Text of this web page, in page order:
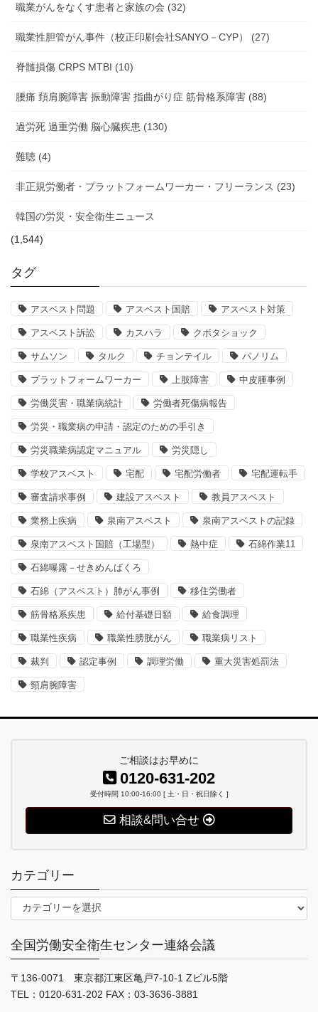
職業がんをなくす患者と家族の会 (32)
職業性胆管がん事件（校正印刷会社SANYO－CYP） (27)
脊髄損傷 CRPS MTBI (10)
腰痛 頚肩腕障害 振動障害 指曲がり症 筋骨格系障害 (88)
過労死 過重労働 脳心臓疾患 (130)
難聴 (4)
非正規労働者・プラットフォームワーカー・フリーランス (23)
韓国の労災・安全衛生ニュース
(1,544)
タグ
アスベスト問題 アスベスト国賠 アスベスト対策
アスベスト訴訟 カスハラ クボタショック
サムソン タルク チョンテイル パノリム
プラットフォームワーカー 上肢障害 中皮腫事例
労働災害・職業病統計 労働者死傷病報告
労災・職業病の申請・認定のための手引き
労災職業病認定マニュアル 労災隠し
学校アスベスト 宅配 宅配労働者 宅配運転手
審査請求事例 建設アスベスト 教員アスベスト
業務上疾病 泉南アスベスト 泉南アスベストの記録
泉南アスベスト国賠（工場型） 熱中症 石綿作業11
石綿曝露－せきめんばくろ
石綿（アスベスト）肺がん事例 移住労働者
筋骨格系疾患 給付基礎日額 給食調理
職業性疾病 職業性膀胱がん 職業病リスト
裁判 認定事例 調理労働 重大災害処罰法
頸肩腕障害
ご相談はお早めに
0120-631-202
受付時間 10:00-16:00 [ 土・日・祝日除く ]
相談&問い合せ
カテゴリー
テ
リ
ー
全国労働安全衛生センター連絡会議
〒136-0071 東京都江東区亀戸7-10-1 Zビル5階
TEL：0120-631-202 FAX：03-3636-3881